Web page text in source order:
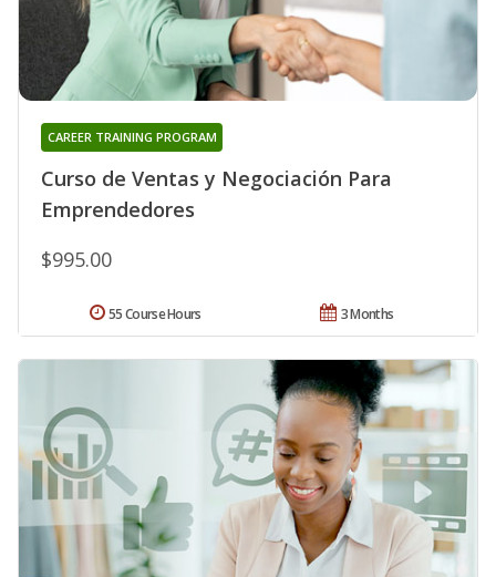
Curso de Ventas y Negociación Para
Emprendedores
CAREER TRAINING PROGRAM
$995.00
3 Months
55 Course Hours